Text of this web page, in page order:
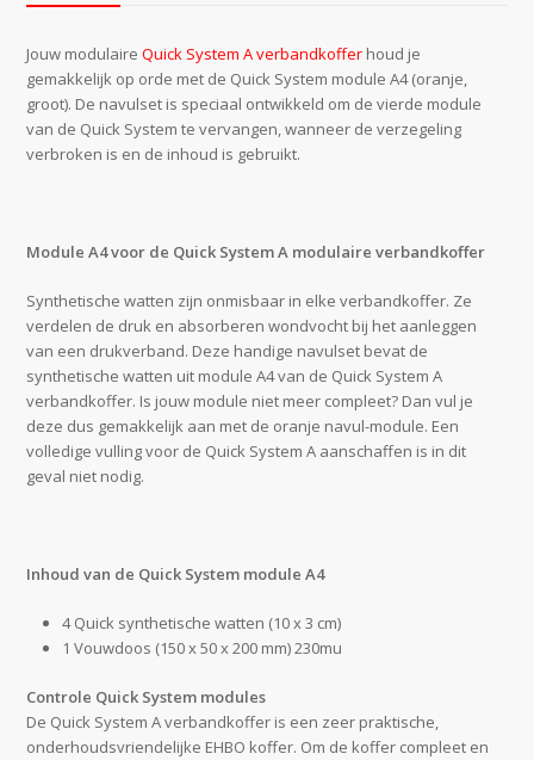
Jouw modulaireQuick System A verbandkoffer houd je
gemakkelijk op orde met de Quick System module A4 (oranje,
groot). De navulset is speciaal ontwikkeld om de vierde module
van de Quick System te vervangen, wanneer de verzegeling
verbroken is en de inhoud is gebruikt.
Module A4 voor de Quick System A modulaire verbandkoffer
Synthetische watten zijn onmisbaar in elke verbandkoffer. Ze
verdelen de druk en absorberen wondvocht bij het aanleggen
van een drukverband. Deze handige navulset bevat de
synthetische watten uit module A4 van de Quick System A
verbandkoffer. Is jouw module niet meer compleet? Dan vul je
deze dus gemakkelijk aan met de oranje navul-module. Een
volledige vulling voor de Quick System A aanschaffen is in dit
geval niet nodig.
Inhoud van de Quick System module A4
4 Quick synthetische watten (10 x 3 cm)
1 Vouwdoos (150 x 50 x 200 mm) 230mu
Controle Quick System modules
De Quick System A verbandkoffer is een zeer praktische,
onderhoudsvriendelijke EHBO koffer. Om de koffer compleet en